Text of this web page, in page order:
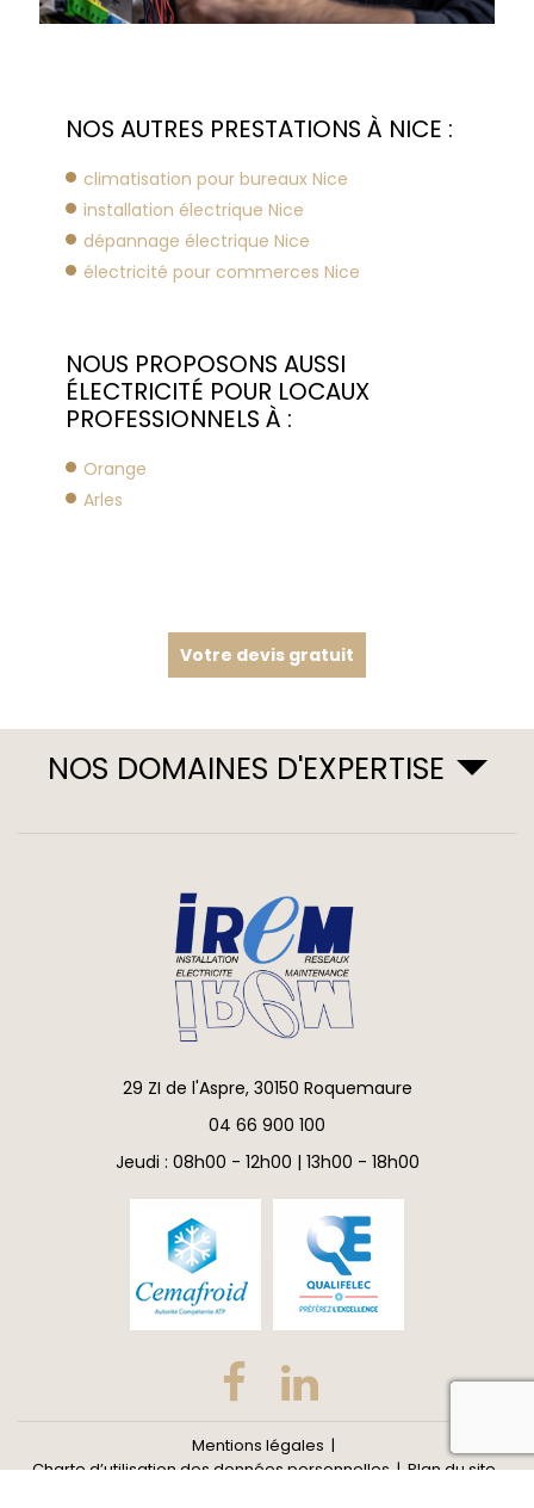
NOS AUTRES PRESTATIONS À NICE :
climatisation pour bureaux Nice
installation électrique Nice
dépannage électrique Nice
électricité pour commerces Nice
NOUS PROPOSONS AUSSI
ÉLECTRICITÉ POUR LOCAUX
PROFESSIONNELS À :
Orange
Arles
Votre devis gratuit
NOS DOMAINES D'EXPERTISE
29 ZI de l'Aspre, 30150 Roquemaure
04 66 900 100
Jeudi : 08h00 - 12h00 | 13h00 - 18h00
Mentions légales
Charte d’utilisation des données personnelles
Plan du site